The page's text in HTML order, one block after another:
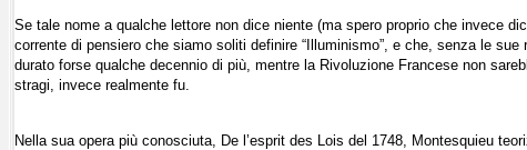
Se tale nome a qualche lettore non dice niente (ma spero proprio che invece
corrente di pensiero che siamo soliti definire “Illuminismo”, e che, senza le
durato forse qualche decennio di più, mentre la Rivoluzione Francese non
stragi, invece realmente fu.
Nella sua opera più conosciuta, De l’esprit des Lois del 1748, Montesquieu